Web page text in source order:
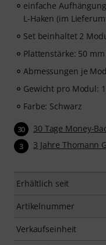
einfache
L-Haken (im
Set beinhaltet 2
Plattenstärke: 50 mm
Abmessungen je
Gewicht pro Modul:
Farbe: Schwarz
30 30 Tage Money-
3 3 Jahre Thomann
Erhältlich seit
Artikelnummer
Verkaufseinheit